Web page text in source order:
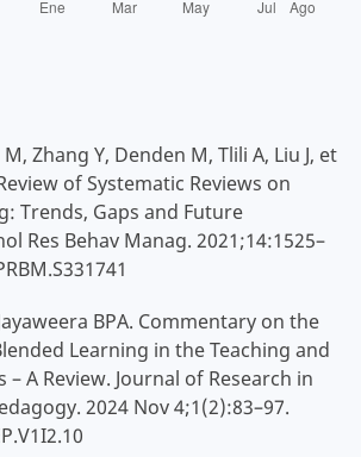
Zhang Y, Denden M, Tlili A, Liu J, et
of Systematic Reviews on
Trends, Gaps and Future
Res Behav Manag. 2021;14:1525–
BPA. Commentary on the
Learning in the Teaching and
– A Review. Journal of Research in
2024 Nov 4;1(2):83–97.